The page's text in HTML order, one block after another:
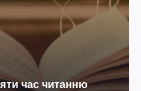
час читанню